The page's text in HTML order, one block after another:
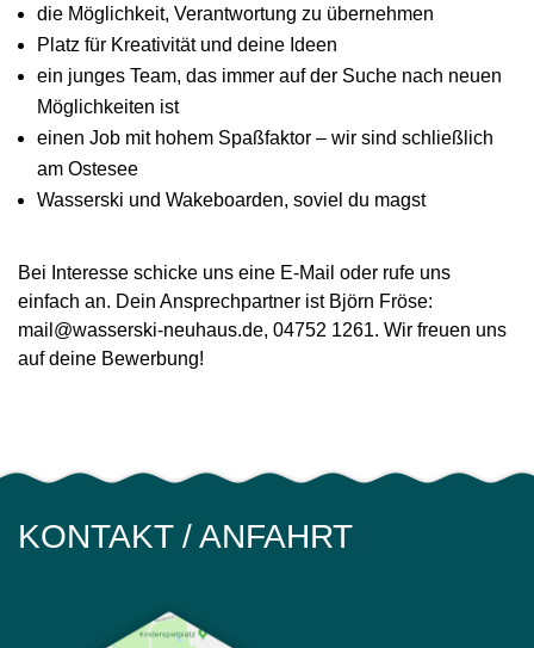
die Möglichkeit, Verantwortung zu übernehmen
Platz für Kreativität und deine Ideen
ein junges Team, das immer auf der Suche nach neuen
Möglichkeiten ist
einen Job mit hohem Spaßfaktor – wir sind schließlich
am Ostesee
Wasserski und Wakeboarden, soviel du magst
Bei Interesse schicke uns eine E-Mail oder rufe uns
einfach an. Dein Ansprechpartner ist Björn Fröse:
mail@wasserski-neuhaus.de, 04752 1261. Wir freuen uns
auf deine Bewerbung!
KONTAKT / ANFAHRT